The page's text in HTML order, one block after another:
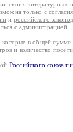
своих литературных
только с
и российского
с администрацией.
в общей
и количество
Российского союза